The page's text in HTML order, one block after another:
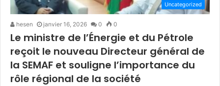
Uncategorized
hesen janvier 16, 2026 0 0
Le ministre de l’Énergie et du Pétrole
reçoit le nouveau Directeur général de
la SEMAF et souligne l’importance du
rôle régional de la société